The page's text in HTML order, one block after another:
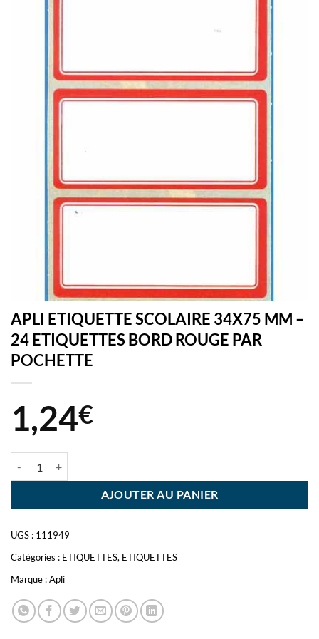
APLI ETIQUETTE SCOLAIRE 34X75 MM –
24 ETIQUETTES BORD ROUGE PAR
POCHETTE
1,24€
AJOUTER AU PANIER
UGS : 111949
Catégories : ETIQUETTES, ETIQUETTES
Marque :Apli